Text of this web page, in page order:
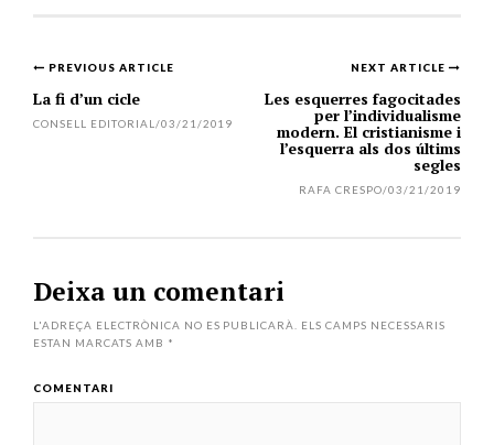
Post
navigation
NEXT ARTICLE
Les esquerres fagocitades
per l’individualisme
modern. El cristianisme i
l’esquerra als dos últims
segles
RAFA CRESPO/03/21/2019
PREVIOUS ARTICLE
La fi d’un cicle
CONSELL EDITORIAL /03/21/2019
Deixa un comentari
L'ADREÇA ELECTRÒNICA NO ES PUBLICARÀ.
ELS CAMPS NECESSARIS
ESTAN MARCATS AMB *
COMENTARI